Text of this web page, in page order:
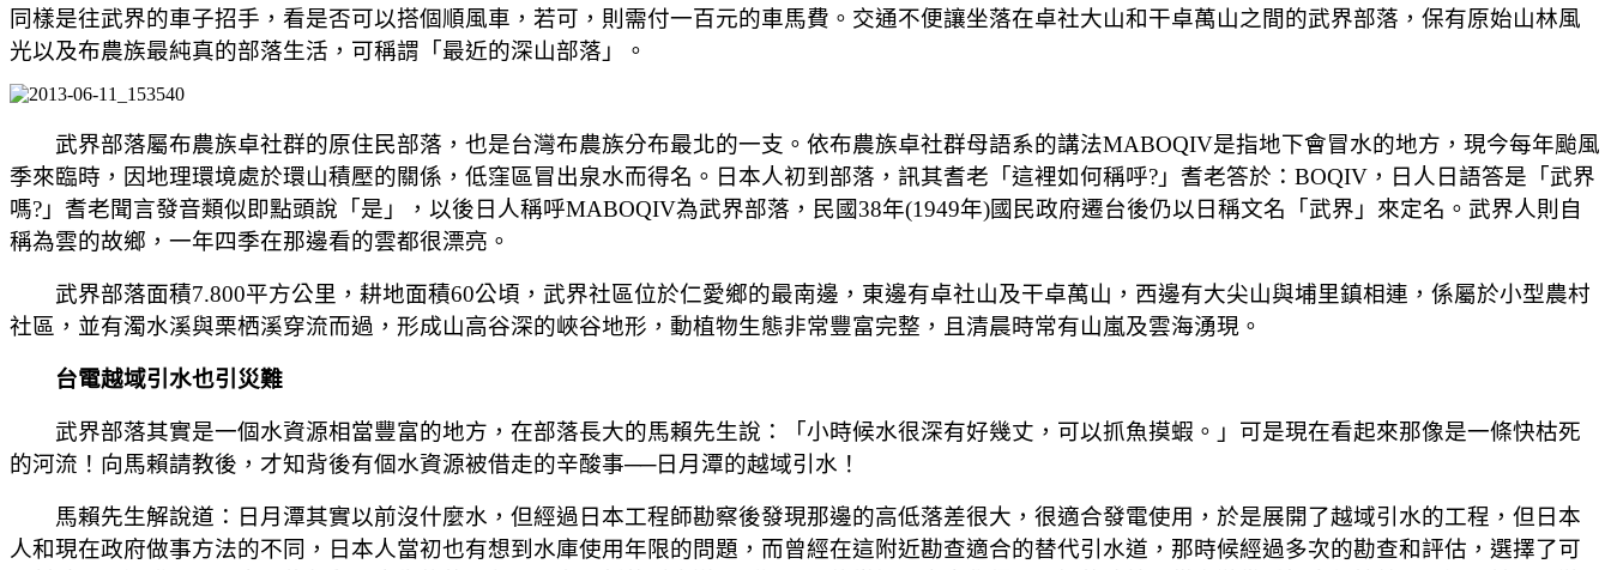
同樣是往武界的車子招手，看是否可以搭個順風車，若可，則需付一百元的車馬費。交通不便讓坐落在卓社大山和干卓萬山之間的武界部落，保有原始山林風
光以及布農族最純真的部落生活，可稱謂「最近的深山部落」。
武界部落屬布農族卓社群的原住民部落，也是台灣布農族分布最北的一支。 依布農族卓社群母語系的講法MABOQIV是指地下會冒水的地方，現今每年颱風
季來臨時，因地理環境處於環山積壓的關係，低窪區冒出泉水而得名。日本人初到部落，訊其耆老「這裡如何稱呼?」耆老答於：BOQIV，日人日語答是「武界
嗎?」耆老聞言發音類似即點頭說「是」，以後日人稱呼MABOQIV為武界部落，民國38年(1949年)國民政府遷台後仍以日稱文名「武界」來定名。 武界人則自
稱為雲的故鄉，一年四季在那邊看的雲都很漂亮。
武界部落面積7.800平方公里，耕地面積60公頃，武界社區位於仁愛鄉的最南邊，東邊有卓社山及干卓萬山，西邊有大尖山與埔里鎮相連，係屬於小型農村
社區， 並有濁水溪與栗栖溪穿流而過，形成山高谷深的峽谷地形，動植物生態非常豐富完整，且清晨時常有山嵐及雲海湧現 。
台電越域引水也引災難
武界部落其實是一個水資源相當豐富的地方，在部落長大的馬賴先生說：「小時候水很深有好幾丈，可以抓魚摸蝦。」可是現在看起來那像是一條快枯死
的河流！向馬賴請教後，才知背後有個水資源被借走的辛酸事──日月潭的越域引水！
馬賴先生解說道：日月潭其實以前沒什麼水，但經過日本工程師勘察後發現那邊的高低落差很大，很適合發電使用，於是展開了越域引水的工程，但日本
人和現在政府做事方法的不同，日本人當初也有想到水庫使用年限的問題，而曾經在這附近勘查適合的替代引水道，那時候經過多次的勘查和評估，選擇了可